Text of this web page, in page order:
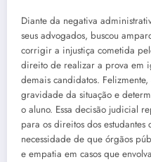
Diante da negativa
seus advogados, buscou
corrigir a injustiça cometida
direito de realizar a prova em
demais candidatos.
gravidade da situação e
o aluno. Essa decisão judicial
para os direitos dos
necessidade de que órgãos
e empatia em casos que